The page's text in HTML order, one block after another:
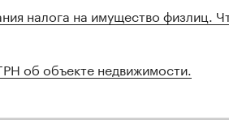
налога на имущество физлиц.
об объекте недвижимости.